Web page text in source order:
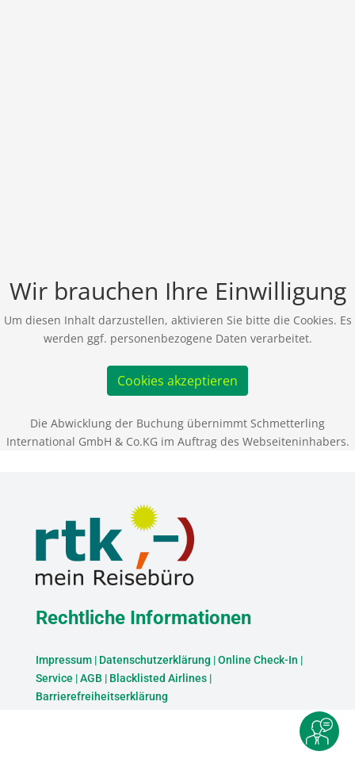
Wir brauchen Ihre Einwilligung
Um diesen Inhalt darzustellen, aktivieren Sie bitte die Cookies. Es
werden ggf. personenbezogene Daten verarbeitet.
Cookies akzeptieren
Die Abwicklung der Buchung übernimmt Schmetterling
International GmbH & Co.KG im Auftrag des Webseiteninhabers.
Rechtliche Informationen
Impressum| Datenschutzerklärung |Online Check-In |
Service |AGB | Blacklisted Airlines|
Barrierefreiheitserklärung